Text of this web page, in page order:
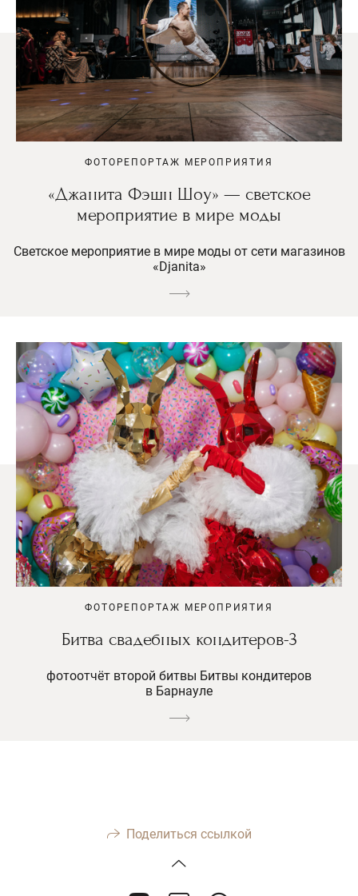
ФОТОРЕПОРТАЖ МЕРОПРИЯТИЯ
«Джанита Фэшн Шоу» — светское
мероприятие в мире моды
Светское мероприятие в мире моды от сети магазинов
«Djanita»
ФОТОРЕПОРТАЖ МЕРОПРИЯТИЯ
Битва свадебных кондитеров-3
фотоотчёт второй битвы Битвы кондитеров
в Барнауле
Поделиться ссылкой